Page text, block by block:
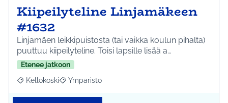
Kiipeilyteline Linjamäkeen
#1632
Linjamäen leikkipuistosta (tai vaikka koulun pihalta)
puuttuu kiipeilyteline. Toisi lapsille lisää a…
Etenee jatkoon
Rajaa tulokset aihepiirin mukaan: Kellokoski
Kellokoski Rajaa tulokset teeman mukaan: Ympäristö
Ympäristö